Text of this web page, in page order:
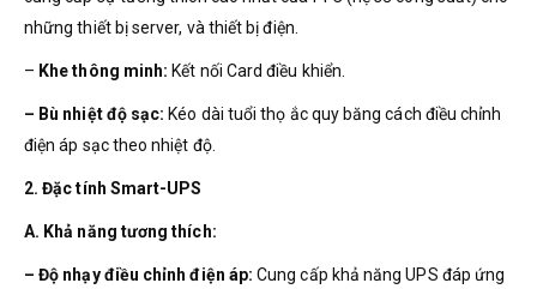
những thiết bị server, và thiết bị điện.
– Khe thông minh: Kết nối Card điều khiển.
– Bù nhiệt độ sạc: Kéo dài tuổi thọ ắc quy băng cách điều chỉnh
điện áp sạc theo nhiệt độ.
2. Đặc tính Smart-UPS
A. Khả năng tương thích:
– Độ nhạy điều chỉnh điện áp: Cung cấp khả năng UPS đáp ứng